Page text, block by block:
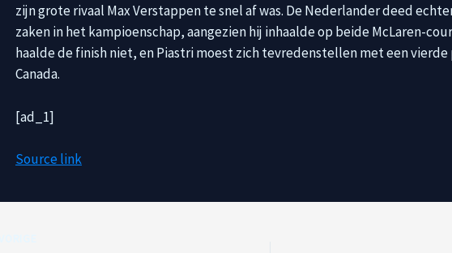
zijn grote rivaal Max Verstappen te snel af was. De Nederlander deed
zaken in het kampioenschap, aangezien hij inhaalde op beide McLaren-
haalde de finish niet, en Piastri moest zich tevredenstellen met een vierde
Canada.
[ad_1]
Source link